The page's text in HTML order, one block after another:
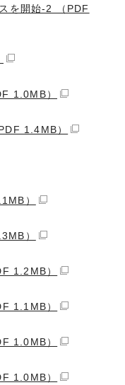
を開始-2 （PDF
1.0MB）
1.4MB）
）
）
1.2MB）
1.1MB）
1.0MB）
1.0MB）